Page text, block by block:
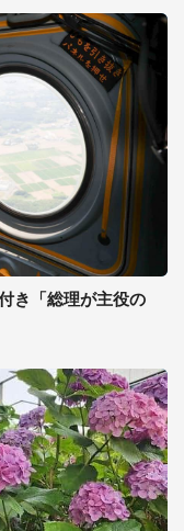
き「総理が主役の